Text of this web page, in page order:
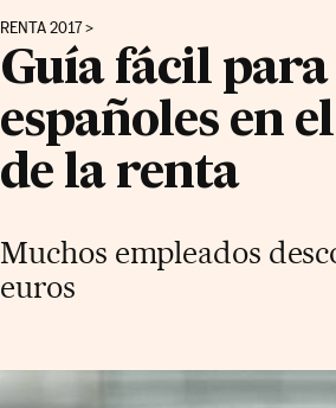
RENTA 2017
Guía fácil
españoles en
de la renta
Muchos empleados
euros